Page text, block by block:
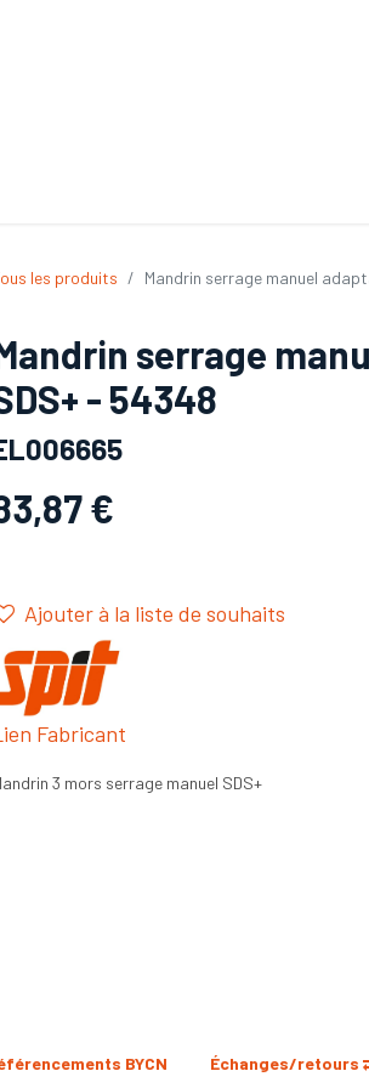
les produits Mandrin serrage manuel
serrage
- 54348
€
Ajouter à la liste de souhaits
Fabricant
3 mors serrage manuel SDS+
Échanges/retours
BYCN